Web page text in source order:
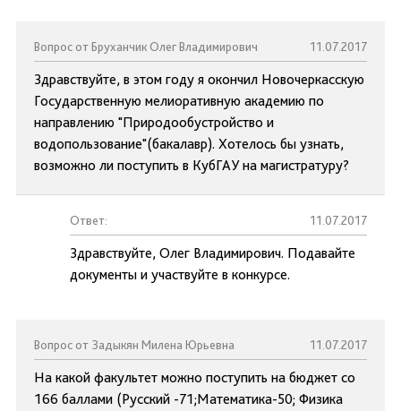
Вопрос от Бруханчик Олег Владимирович 11.07.2017
Здравствуйте, в этом году я окончил Новочеркасскую
Государственную мелиоративную академию по
направлению "Природообустройство и
водопользование"(бакалавр). Хотелось бы узнать,
возможно ли поступить в КубГАУ на магистратуру?
Ответ: 11.07.2017
Здравствуйте, Олег Владимирович. Подавайте
документы и участвуйте в конкурсе.
Вопрос от Задыкян Милена Юрьевна 11.07.2017
На какой факультет можно поступить на бюджет со
166 баллами (Русский -71;Математика-50; Физика